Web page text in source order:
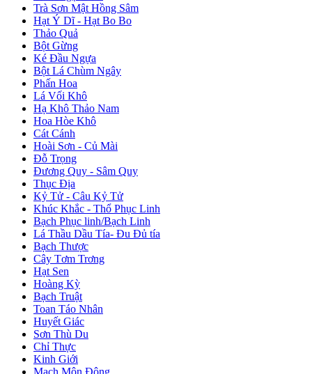
Trà Sơn Mật Hồng Sâm
Hạt Ý Dĩ - Hạt Bo Bo
Thảo Quả
Bột Gừng
Ké Đầu Ngựa
Bột Lá Chùm Ngây
Phấn Hoa
Lá Vối Khô
Hạ Khô Thảo Nam
Hoa Hòe Khô
Cát Cánh
Hoài Sơn - Củ Mài
Đỗ Trọng
Đương Quy - Sâm Quy
Thục Địa
Kỷ Tử - Câu Kỷ Tử
Khúc Khắc - Thổ Phục Linh
Bạch Phục linh/Bạch Linh
Lá Thầu Dầu Tía- Đu Đủ tía
Bạch Thược
Cây Tơm Trơng
Hạt Sen
Hoàng Kỳ
Bạch Truật
Toan Táo Nhân
Huyết Giác
Sơn Thù Du
Chỉ Thực
Kinh Giới
Mạch Môn Đông